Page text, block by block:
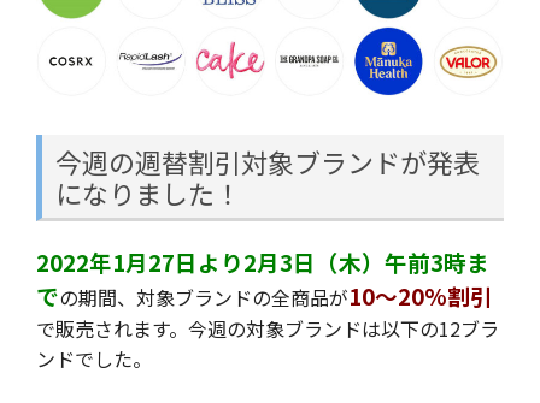
今週の週替割引対象ブランドが発表
になりました！
2022年1月27日より2月3日（木）午前3時ま
での期間、対象ブランドの全商品が10～20%割引
で販売されます。今週の対象ブランドは以下の12ブラ
ンドでした。